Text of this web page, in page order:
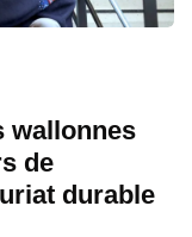
wallonnes
de
durable